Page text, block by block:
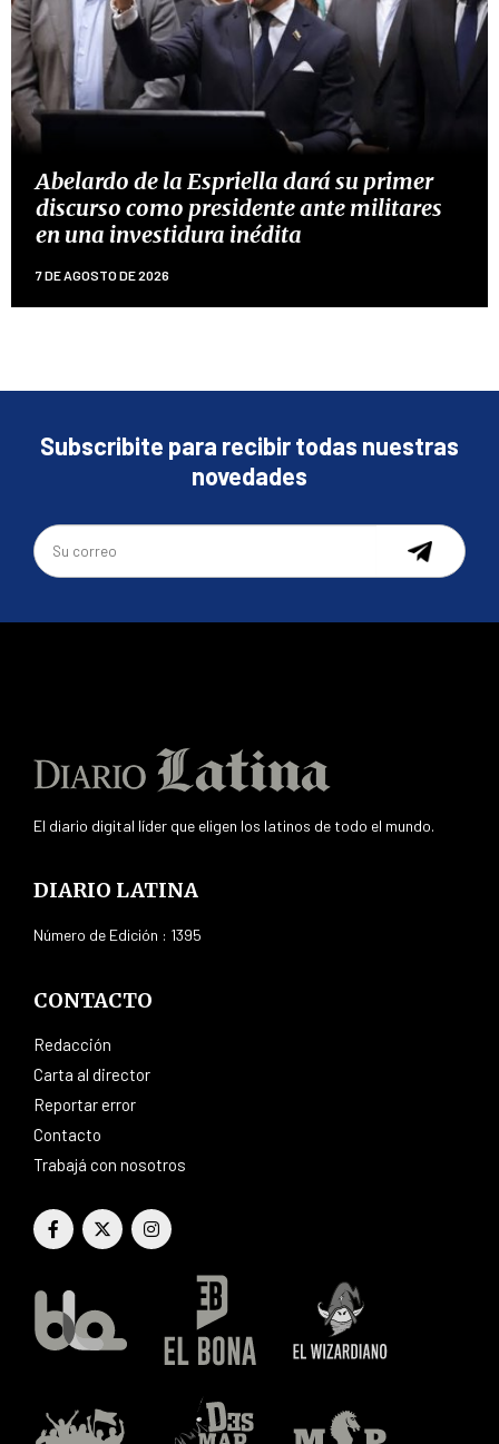
Abelardo de la Espriella dará su primer
discurso como presidente ante militares
en una investidura inédita
7 DE AGOSTO DE 2026
Subscribite para recibir todas nuestras
novedades
El diario digital líder que eligen los latinos de todo el mundo.
DIARIO LATINA
Número de Edición : 1395
CONTACTO
Redacción
Carta al director
Reportar error
Contacto
Trabajá con nosotros